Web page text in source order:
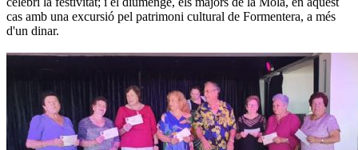
cas amb una excursió pel patrimoni cultural de Formentera, a més
d'un dinar.